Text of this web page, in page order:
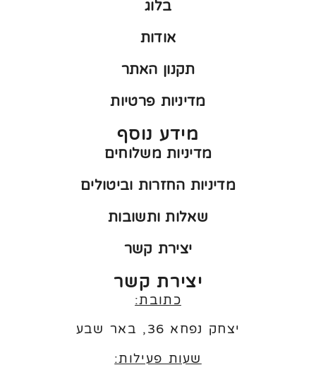
בלוג
אודות
תקנון האתר
מדיניות פרטיות
מידע נוסף
מדיניות משלוחים
מדיניות החזרות וביטולים
שאלות ותשובות
יצירת קשר
יצירת קשר
כתובת:
יצחק נפחא 36, באר שבע
שעות פעילות: